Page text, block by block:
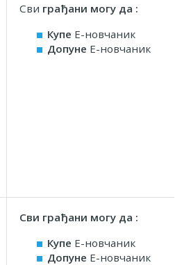
Сви грађани могу да :
Купе Е-новчаник
Допуне Е-новчаник
Сви грађани могу да :
Купе Е-новчаник
Допуне Е-новчаник